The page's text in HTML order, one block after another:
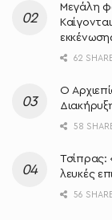
Μεγάλη
62
O
58
Τσίπρας:
λευκές
56